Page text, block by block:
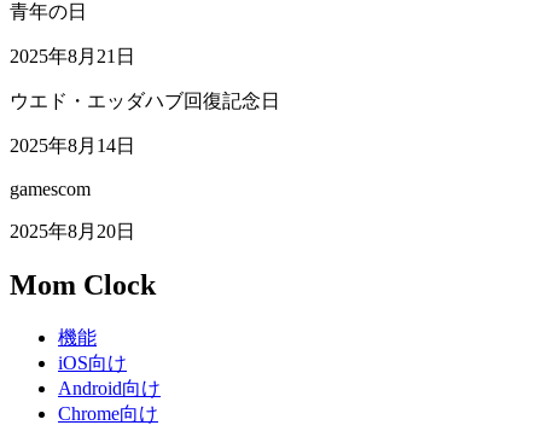
青年の日
2025年8月21日
ウエド・エッダハブ回復記念日
2025年8月14日
gamescom
2025年8月20日
Mom Clock
機能
iOS向け
Android向け
Chrome向け